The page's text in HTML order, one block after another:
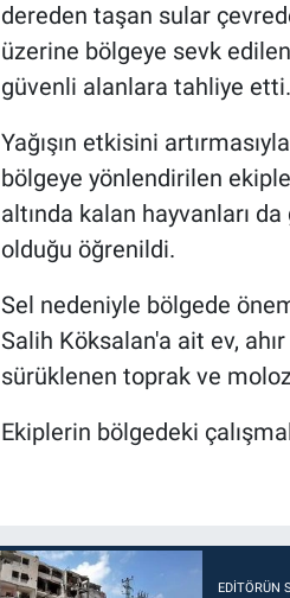
dereden taşan sular
üzerine bölgeye sevk
güvenli alanlara tahliye etti.
Yağışın etkisini
bölgeye yönlendirilen
altında kalan hayvanları
olduğu öğrenildi.
Sel nedeniyle bölgede
Salih Köksalan'a ait ev,
sürüklenen toprak ve moloz
Ekiplerin bölgedeki
EDITÖRÜN